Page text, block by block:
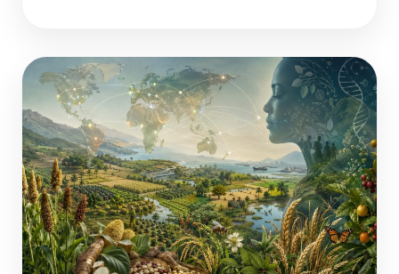
PROSPÉRITÉ
ÉCOLOGIQUE
ET
LA
SORTIE
DU
20E
SIÈCLE